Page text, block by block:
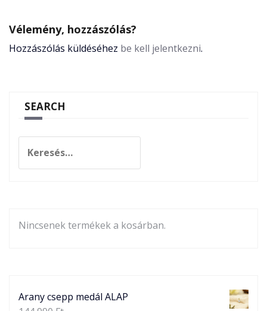
Vélemény, hozzászólás?
Hozzászólás küldéséhez be kell jelentkezni.
SEARCH
Nincsenek termékek a kosárban.
Arany csepp medál ALAP